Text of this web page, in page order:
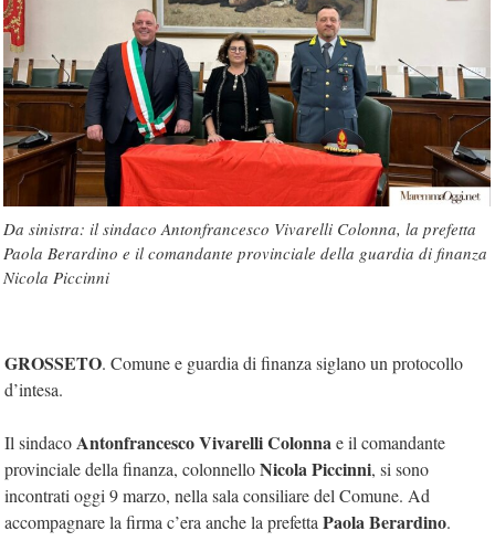
Da sinistra: il sindaco Antonfrancesco Vivarelli Colonna, la prefetta
Paola Berardino e il comandante provinciale della guardia di finanza
Nicola Piccinni
GROSSETO. Comune e guardia di finanza siglano un protocollo
d’intesa.
Il sindacoAntonfrancesco Vivarelli Colonnae il comandante
provinciale della finanza, colonnelloNicola Piccinni, si sono
incontrati oggi 9 marzo, nella sala consiliare del Comune. Ad
accompagnare la firma c’era anche la prefetta Paola Berardino.